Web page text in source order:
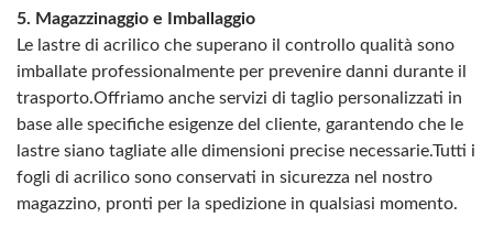
5. Magazzinaggio e Imballaggio
Le lastre di acrilico che superano il controllo qualità sono
imballate professionalmente per prevenire danni durante il
trasporto.Offriamo anche servizi di taglio personalizzati in
base alle specifiche esigenze del cliente, garantendo che le
lastre siano tagliate alle dimensioni precise necessarie.Tutti i
fogli di acrilico sono conservati in sicurezza nel nostro
magazzino, pronti per la spedizione in qualsiasi momento.